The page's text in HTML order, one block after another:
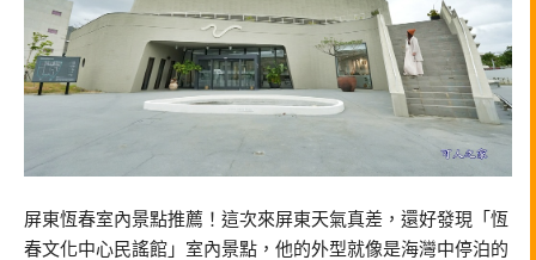
屏東恆春室內景點推薦！這次來屏東天氣真差，還好發現「恆
春文化中心民謠館」室內景點，他的外型就像是海灣中停泊的